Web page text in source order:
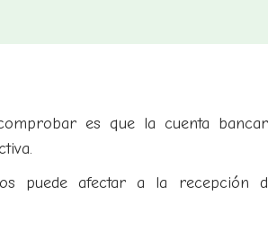
es que la cuenta
puede afectar a la recepción